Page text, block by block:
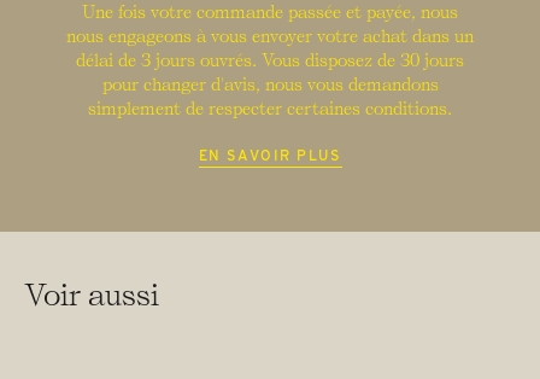
Une fois votre commande passée et payée, nous
nous engageons à vous envoyer votre achat dans un
délai de 3 jours ouvrés. Vous disposez de 30 jours
pour changer d'avis, nous vous demandons
simplement de respecter certaines conditions.
EN SAVOIR PLUS
Voir aussi